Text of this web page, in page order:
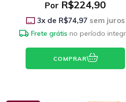
Por R$224,90
3x de R$74,97 sem juros
Frete grátis no período
COMPRAR